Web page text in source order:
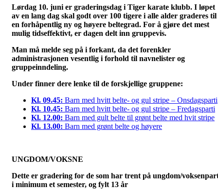
Lørdag 10. juni er graderingsdag i Tiger karate klubb. I løpet
av en lang dag skal godt over 100 tigere i alle alder graderes til
en forhåpentlig ny og høyere beltegrad. For å gjøre det mest
mulig tidseffektivt, er dagen delt inn gruppevis.
Man må melde seg på i forkant, da det forenkler
administrasjonen vesentlig i forhold til navnelister og
gruppeinndeling.
Under finner dere lenke til de forskjellige gruppene:
Kl. 09.45: Barn med hvitt belte- og gul stripe – Onsdagsparti
Kl. 10.45: Barn med hvitt belte- og gul stripe – Fredagsparti
Kl. 12.00: Barn med gult belte til grønt belte med hvit stripe
Kl. 13.00: Barn med grønt belte og høyere
UNGDOM/VOKSNE
Dette er gradering for de som har trent på ungdom/
i minimum et semester, og fylt 13 år